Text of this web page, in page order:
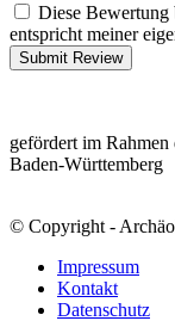
Diese Bewertung
entspricht meiner
Submit Review
gefördert im
Baden-Württemberg
© Copyright -
Impressum
Kontakt
Datenschutz